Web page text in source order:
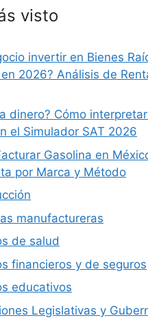
visto
invertir en Bienes
2026? Análisis de
dinero? Cómo
el Simulador SAT 2026
Gasolina en
por Marca y Método
manufactureras
de salud
financieros y de seguros
educativos
Legislativas y